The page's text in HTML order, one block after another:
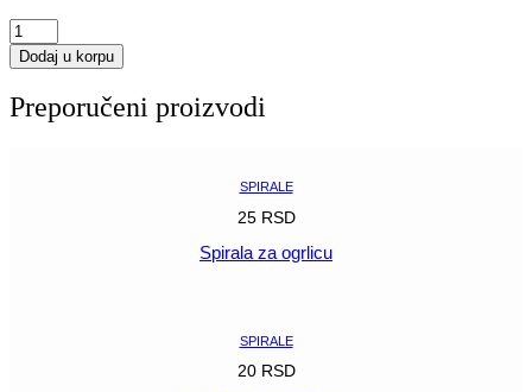
Spirala
za
narukvicu
Dodaj u korpu
Preporučeni proizvodi
SPIRALE
25 RSD
Spirala za ogrlicu
SPIRALE
20 RSD